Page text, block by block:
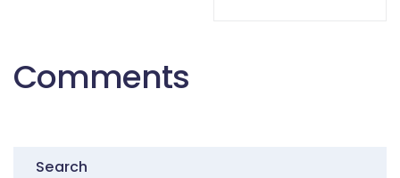
Comments
Search